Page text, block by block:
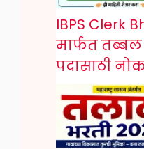
IBPS Clerk
मार्फत तब्बल
पदासाठी